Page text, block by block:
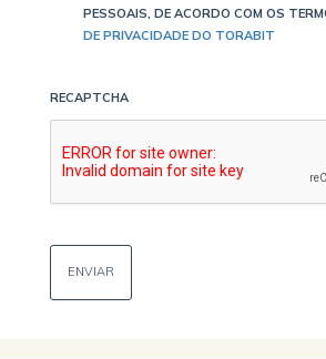
PESSOAIS, DE ACORDO COM OS
DE PRIVACIDADE DO TORABIT
RECAPTCHA